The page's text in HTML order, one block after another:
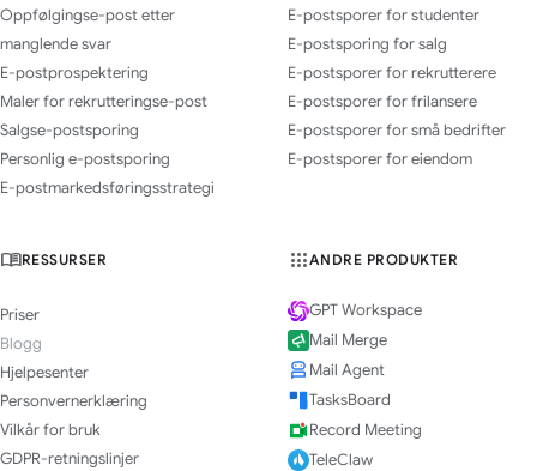
Oppfølgingse-post etter
manglende svar
E-postprospektering
Maler for rekrutteringse-post
Salgse-postsporing
Personlig e-postsporing
E-postmarkedsføringsstrategi
E-postsporer for studenter
E-postsporing for salg
E-postsporer for rekrutterere
E-postsporer for frilansere
E-postsporer for små bedrifter
E-postsporer for eiendom
RESSURSER
Priser
Blogg
Hjelpesenter
Personvernerklæring
Vilkår for bruk
GDPR-retningslinjer
ANDRE PRODUKTER
GPT Workspace
Mail Merge
Mail Agent
TasksBoard
Record Meeting
TeleClaw